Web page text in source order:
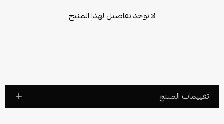
لا توجد تفاصيل لهذا المنتج
تقييمات المنتج